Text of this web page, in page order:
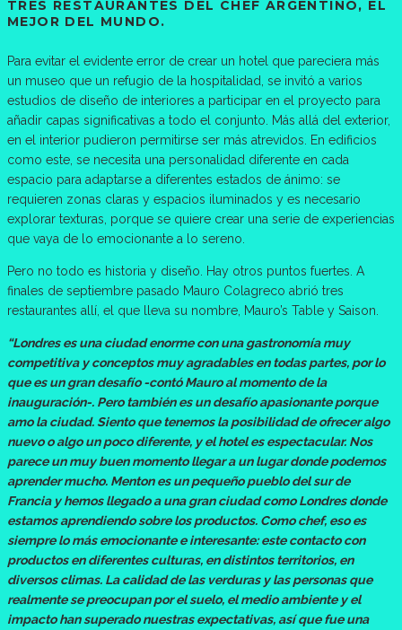
TRES RESTAURANTES DEL CHEF ARGENTINO, EL
MEJOR DEL MUNDO.
Para evitar el evidente error de crear un hotel que pareciera más
un museo que un refugio de la hospitalidad, se invitó a varios
estudios de diseño de interiores a participar en el proyecto para
añadir capas significativas a todo el conjunto. Más allá del exterior,
en el interior pudieron permitirse ser más atrevidos. En edificios
como este, se necesita una personalidad diferente en cada
espacio para adaptarse a diferentes estados de ánimo: se
requieren zonas claras y espacios iluminados y es necesario
explorar texturas, porque se quiere crear una serie de experiencias
que vaya de lo emocionante a lo sereno.
Pero no todo es historia y diseño. Hay otros puntos fuertes. A
finales de septiembre pasado Mauro Colagreco abrió tres
restaurantes allí, el que lleva su nombre, Mauro’s Table y Saison.
“Londres es una ciudad enorme con una gastronomía muy
competitiva y conceptos muy agradables en todas partes, por lo
que es un gran desafío -contó Mauro al momento de la
inauguración-. Pero también es un desafío apasionante porque
amo la ciudad. Siento que tenemos la posibilidad de ofrecer algo
nuevo o algo un poco diferente, y el hotel es espectacular. Nos
parece un muy buen momento llegar a un lugar donde podemos
aprender mucho. Menton es un pequeño pueblo del sur de
Francia y hemos llegado a una gran ciudad como Londres donde
estamos aprendiendo sobre los productos. Como chef, eso es
siempre lo más emocionante e interesante: este contacto con
productos en diferentes culturas, en distintos territorios, en
diversos climas. La calidad de las verduras y las personas que
realmente se preocupan por el suelo, el medio ambiente y el
impacto han superado nuestras expectativas, así que fue una